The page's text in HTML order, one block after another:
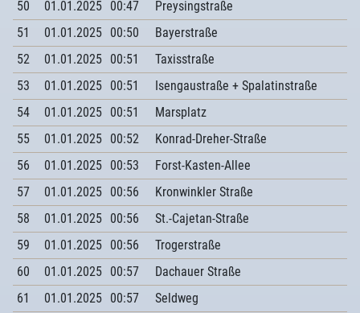
50
01.01.2025 00:47
Preysingstraße
51
01.01.2025 00:50
Bayerstraße
52
01.01.2025 00:51
Taxisstraße
53
01.01.2025 00:51
Isengaustraße + Spalatinstraße
54
01.01.2025 00:51
Marsplatz
55
01.01.2025 00:52
Konrad-Dreher-Straße
56
01.01.2025 00:53
Forst-Kasten-Allee
57
01.01.2025 00:56
Kronwinkler Straße
58
01.01.2025 00:56
St.-Cajetan-Straße
59
01.01.2025 00:56
Trogerstraße
60
01.01.2025 00:57
Dachauer Straße
61
01.01.2025 00:57
Seldweg